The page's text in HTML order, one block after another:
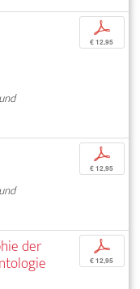
p
€ 12,95
p
€ 12,95
der p
€ 12,95